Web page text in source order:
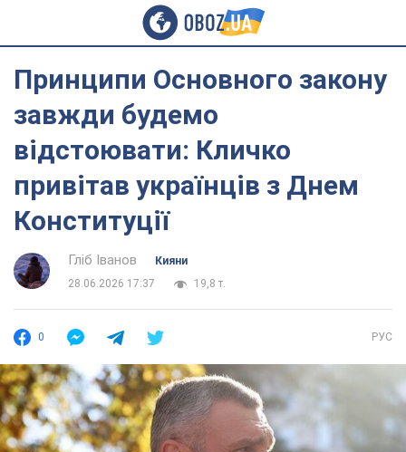
Принципи Основного закону
завжди будемо
відстоювати: Кличко
привітав українців з Днем
Конституції
Гліб Іванов
Кияни
28.06.2026 17:37
19,8 т.
0 РУС